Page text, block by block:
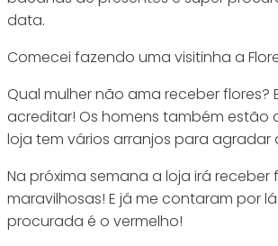
data.
Comecei fazendo uma visitinha a
Qual mulher não ama receber flores?
acreditar! Os homens também estão
loja tem vários arranjos para agradar
Na próxima semana a loja irá receber
maravilhosas! E já me contaram por
procurada é o vermelho!